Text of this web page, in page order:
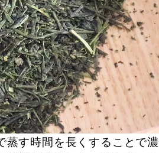
蒸す時間を長くすることで濃